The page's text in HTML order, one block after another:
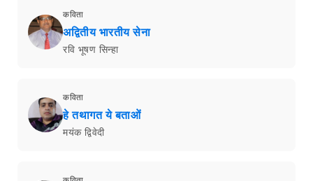
कविता
अद्वितीय भारतीय सेना
रवि भूषण सिन्हा
कविता
हे तथागत ये बताओं
मयंक द्विवेदी